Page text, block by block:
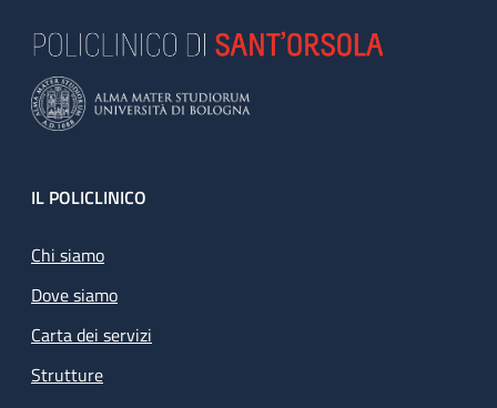
Footer
IL POLICLINICO
Chi siamo
Dove siamo
Carta dei servizi
Strutture